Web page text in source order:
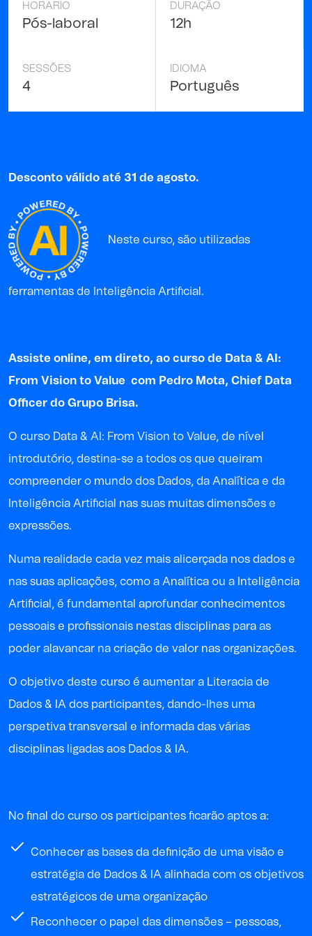
HORARIO
Pós-laboral
DURAÇÃO
12h
SESSÕES
4
IDIOMA
Português
Desconto válido até 31 de agosto.
Neste curso, são utilizadas
ferramentas de Inteligência Artificial.
Assiste online, em direto, ao curso de Data & AI :
From Vision to Value com Pedro Mota, Chief Data
Officer do Grupo Brisa.
O curso Data & AI: From Vision to Value, de nível
introdutório, destina-se a todos os que queiram
compreender o mundo dos Dados, da Analítica e da
Inteligência Artificial nas suas muitas dimensões e
expressões.
Numa realidade cada vez mais alicerçada nos dados e
nas suas aplicações, como a Analítica ou a Inteligência
Artificial, é fundamental aprofundar conhecimentos
pessoais e profissionais nestas disciplinas para as
poder alavancar na criação de valor nas organizações.
O objetivo deste curso é aumentar a Literacia de
Dados & IA dos participantes, dando-lhes uma
perspetiva transversal e informada das várias
disciplinas ligadas aos Dados & IA.
No final do curso os participantes ficarão aptos a:
Conhecer as bases da definição de uma visão e
estratégia de Dados & IA alinhada com os objetivos
estratégicos de uma organização
Reconhecer o papel das dimensões – pessoas,